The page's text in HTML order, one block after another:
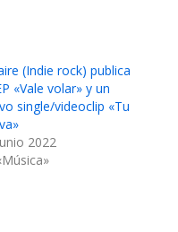
(Indie rock) publica
«Vale volar» y un
single/videoclip «Tu
2022